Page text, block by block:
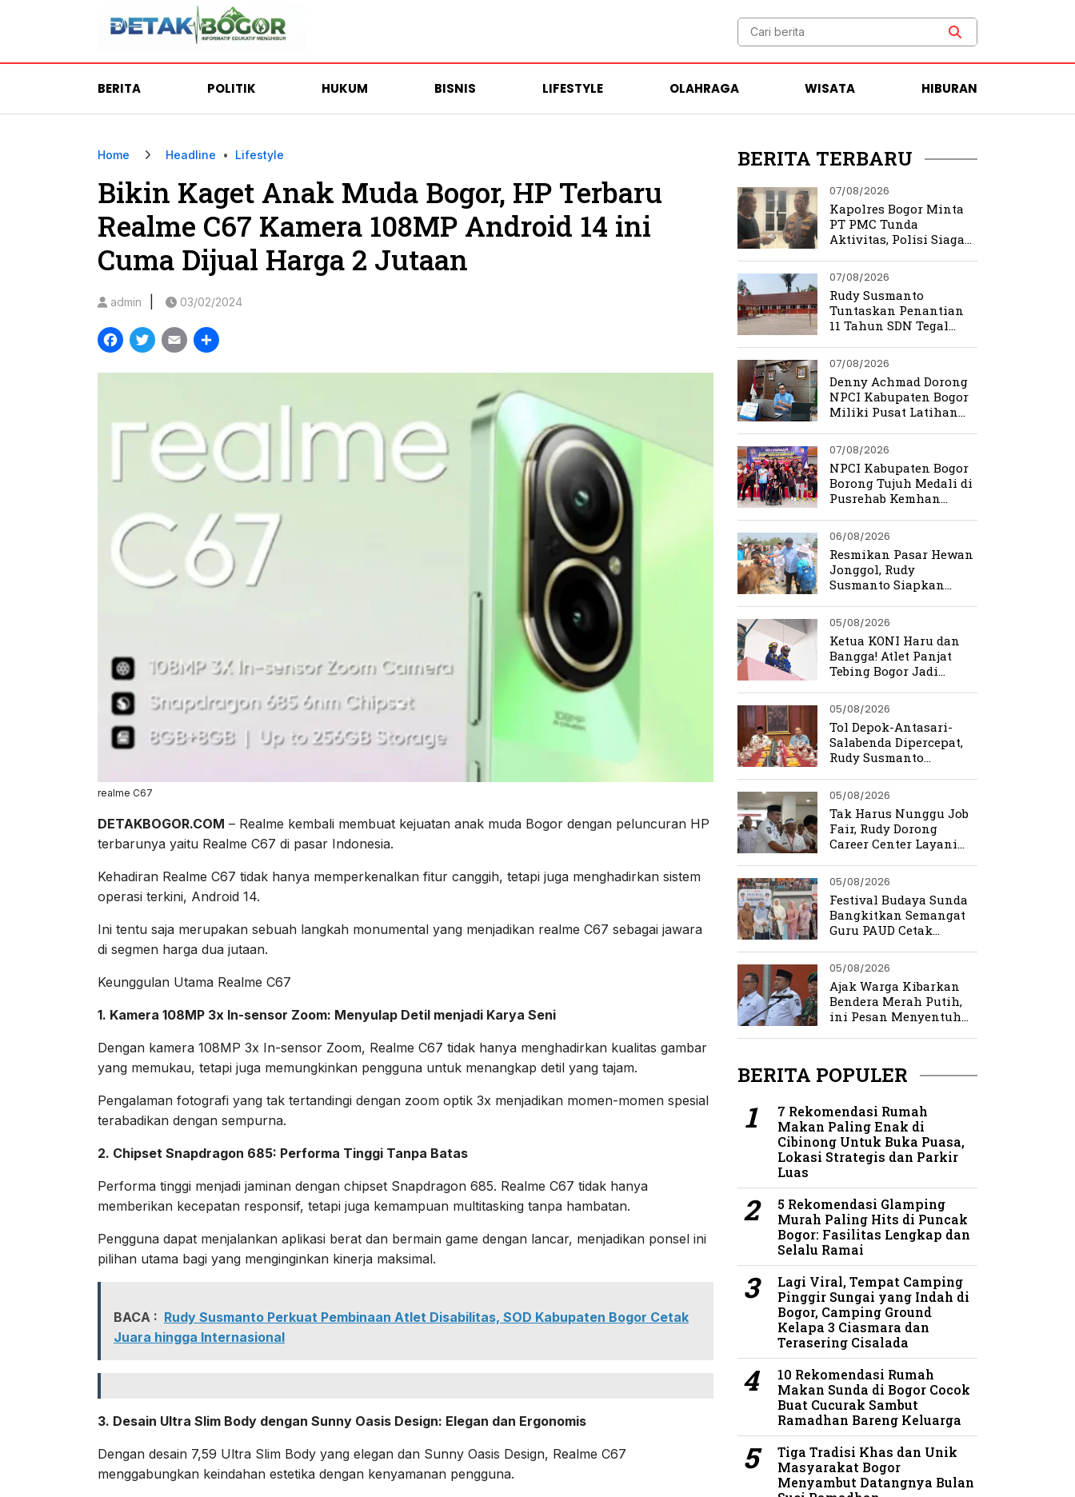
BERITA POLITIK HUKUM BISNIS LIFESTYLE OLAHRAGA WISATA HIBURAN
Home Headline • Lifestyle
Bikin Kaget Anak Muda Bogor, HP Terbaru
Realme C67 Kamera 108MP Android 14 ini
Cuma Dijual Harga 2 Jutaan
admin 03/02/2024
Facebook
Twitter
Email
realme C67
DETAKBOGOR.COM – Realme kembali membuat kejuatan anak muda Bogor dengan peluncuran HP
terbarunya yaitu Realme C67 di pasar Indonesia.
Kehadiran Realme C67 tidak hanya memperkenalkan fitur canggih, tetapi juga menghadirkan sistem
operasi terkini, Android 14.
Ini tentu saja merupakan sebuah langkah monumental yang menjadikan realme C67 sebagai jawara
di segmen harga dua jutaan.
Keunggulan Utama Realme C67
1. Kamera 108MP 3x In-sensor Zoom: Menyulap Detil menjadi Karya Seni
Dengan kamera 108MP 3x In-sensor Zoom, Realme C67 tidak hanya menghadirkan kualitas gambar
yang memukau, tetapi juga memungkinkan pengguna untuk menangkap detil yang tajam.
Pengalaman fotografi yang tak tertandingi dengan zoom optik 3x menjadikan momen-momen spesial
terabadikan dengan sempurna.
2. Chipset Snapdragon 685: Performa Tinggi Tanpa Batas
Performa tinggi menjadi jaminan dengan chipset Snapdragon 685. Realme C67 tidak hanya
memberikan kecepatan responsif, tetapi juga kemampuan multitasking tanpa hambatan.
Pengguna dapat menjalankan aplikasi berat dan bermain game dengan lancar, menjadikan ponsel ini
pilihan utama bagi yang menginginkan kinerja maksimal.
BACA : Rudy Susmanto Perkuat Pembinaan Atlet Disabilitas, SOD Kabupaten Bogor Cetak
Juara hingga Internasional
3. Desain Ultra Slim Body dengan Sunny Oasis Design: Elegan dan Ergonomis
Dengan desain 7,59 Ultra Slim Body yang elegan dan Sunny Oasis Design, Realme C67
menggabungkan keindahan estetika dengan kenyamanan pengguna.
BERITA TERBARU
07/08/2026
Kapolres Bogor Minta
PT PMC Tunda
Aktivitas, Polisi Siaga
Tamansari
07/08/2026
Rudy Susmanto
Tuntaskan Penantian
11 Tahun SDN Tegal
07/08/2026
Denny Achmad Dorong
NPCI Kabupaten Bogor
Miliki Pusat Latihan
07/08/2026
NPCI Kabupaten Bogor
Borong Tujuh Medali di
Pusrehab Kemhan
2026
06/08/2026
Resmikan Pasar Hewan
Jonggol, Rudy
Susmanto Siapkan
Ekonomi Baru
05/08/2026
Ketua KONI Haru dan
Bangga! Atlet Panjat
Tebing Bogor Jadi
Merah Putih Raksasa
05/08/2026
Tol Depok-Antasari-
Salabenda Dipercepat,
Rudy Susmanto
Magnet Investasi
05/08/2026
Tak Harus Nunggu Job
Fair, Rudy Dorong
Career Center Layani
Hari
05/08/2026
Festival Budaya Sunda
Bangkitkan Semangat
Guru PAUD Cetak
05/08/2026
Ajak Warga Kibarkan
Bendera Merah Putih,
ini Pesan Menyentuh
BERITA POPULER
7 Rekomendasi Rumah
Makan Paling Enak di
Cibinong Untuk Buka Puasa,
Lokasi Strategis dan Parkir
Luas
5 Rekomendasi Glamping
Murah Paling Hits di Puncak
Bogor: Fasilitas Lengkap dan
Selalu Ramai
Lagi Viral, Tempat Camping
Pinggir Sungai yang Indah di
Bogor, Camping Ground
Kelapa 3 Ciasmara dan
Terasering Cisalada
10 Rekomendasi Rumah
Makan Sunda di Bogor Cocok
Buat Cucurak Sambut
Ramadhan Bareng Keluarga
Tiga Tradisi Khas dan Unik
Masyarakat Bogor
Menyambut Datangnya Bulan